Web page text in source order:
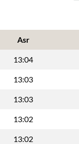
Asr
13:04
13:03
13:03
13:02
13:02